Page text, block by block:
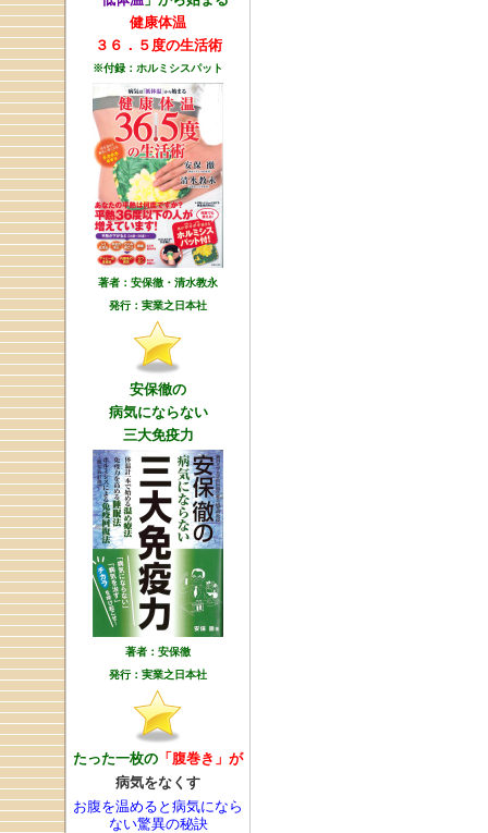
健康体温
３６．５度の生活術
※付録：ホルミシスパット
著者：安保徹・清水教永
発行：実業之日本社
安保徹の
病気にならない
三大免疫力
著者：安保徹
発行：実業之日本社
たった一枚の 「腹巻き」が
病気をなくす
お腹を温めると病気になら
ない驚異の秘訣